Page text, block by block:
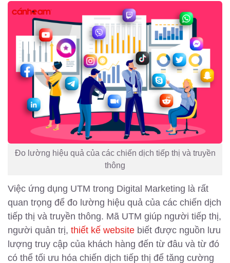
Đo lường hiệu quả của các chiến dịch tiếp thị và truyền
thông
Việc ứng dụng UTM trong Digital Marketing là rất
quan trọng để đo lường hiệu quả của các chiến dịch
tiếp thị và truyền thông. Mã UTM giúp người tiếp thị,
người quản trị, thiết kế website biết được nguồn lưu
lượng truy cập của khách hàng đến từ đâu và từ đó
có thể tối ưu hóa chiến dịch tiếp thị để tăng cường